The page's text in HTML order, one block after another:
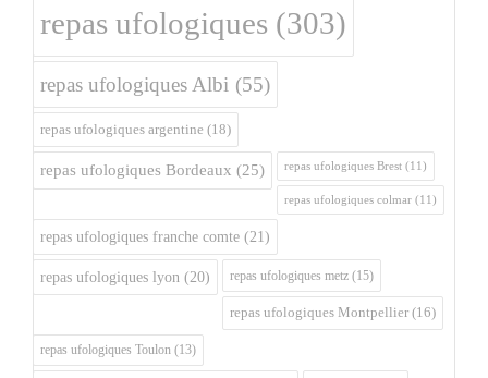
repas ufologiques (303)
repas ufologiques Albi (55)
repas ufologiques argentine (18)
repas ufologiques Bordeaux (25) repas ufologiques Brest (11)
repas ufologiques colmar (11)
repas ufologiques franche comte (21)
repas ufologiques lyon (20) repas ufologiques metz (15)
repas ufologiques Montpellier (16)
repas ufologiques Toulon (13)